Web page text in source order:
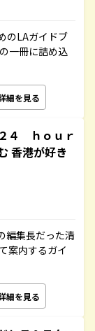
のLAガイドブ
一冊に詰め込
細を見る
４ ｈｏｕｒ
香港が好き
編集長だった清
案内するガイ
細を見る